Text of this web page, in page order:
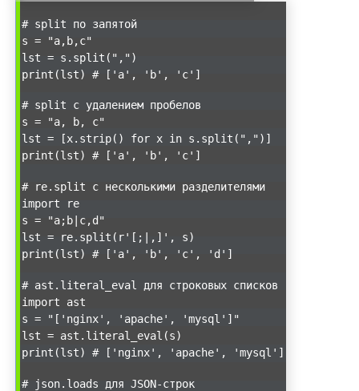
# split по запятой
s = "a,b,c"
lst = s.split(",")
print(lst) # ['a', 'b', 'c']
# split с удалением пробелов
s = "a, b, c"
lst = [x.strip() for x in s.split(",")]
print(lst) # ['a', 'b', 'c']
# re.split с несколькими разделителями
import re
s = "a;b|c,d"
lst = re.split(r'[;|,]', s)
print(lst) # ['a', 'b', 'c', 'd']
# ast.literal_eval для строковых списков
import ast
s = "['nginx', 'apache', 'mysql']"
lst = ast.literal_eval(s)
print(lst) # ['nginx', 'apache', 'mysql']
# json.loads для JSON-строк